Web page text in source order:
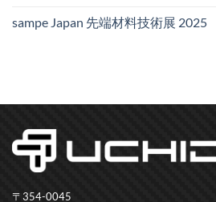
sampe Japan 先端材料技術展
〒354-0045